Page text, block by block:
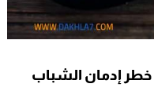
خطر إدمان الشباب